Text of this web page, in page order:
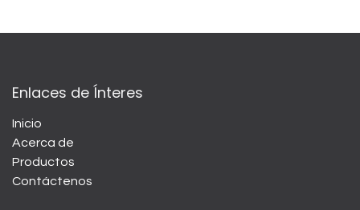
Enlaces de Ínteres
Inicio
Acerca de
Productos
Contáctenos